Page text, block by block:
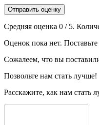
Отправить оценку
Средняя оценка 0 / 5.
Оценок пока нет.
Сожалеем, что вы
Позвольте нам стать лучше!
Расскажите, как нам стать